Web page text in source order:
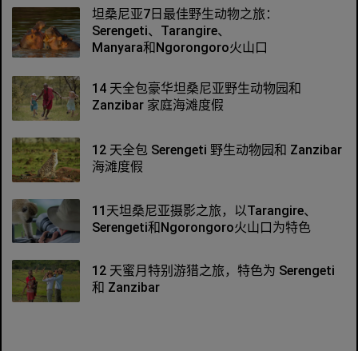
坦桑尼亚7日最佳野生动物之旅：
Serengeti、Tarangire、
Manyara和Ngorongoro火山口
14 天全包豪华坦桑尼亚野生动物园和
Zanzibar 家庭海滩度假
12 天全包 Serengeti 野生动物园和 Zanzibar
海滩度假
11天坦桑尼亚摄影之旅，以Tarangire、
Serengeti和Ngorongoro火山口为特色
12 天蜜月特别游猎之旅，特色为 Serengeti
和 Zanzibar